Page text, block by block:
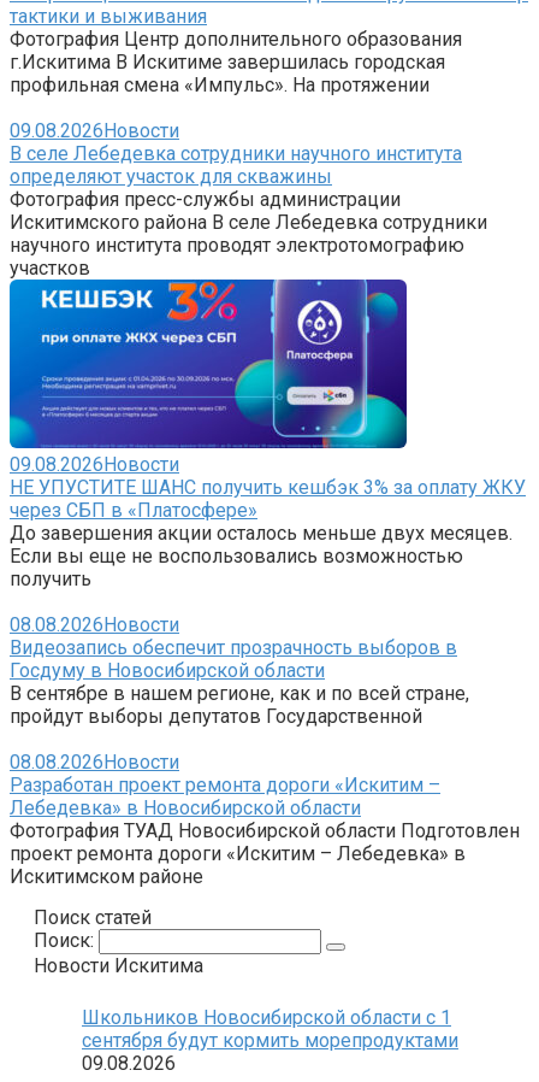
тактики и выживания
Фотография Центр дополнительного образования
г.Искитима В Искитиме завершилась городская
профильная смена «Импульс». На протяжении
09.08.2026Новости
В селе Лебедевка сотрудники научного института
определяют участок для скважины
Фотография пресс-службы администрации
Искитимского района В селе Лебедевка сотрудники
научного института проводят электротомографию
участков
09.08.2026Новости
НЕ УПУСТИТЕ ШАНС получить кешбэк 3% за оплату ЖКУ
через СБП в «Платосфере»
До завершения акции осталось меньше двух месяцев.
Если вы еще не воспользовались возможностью
получить
08.08.2026Новости
Видеозапись обеспечит прозрачность выборов в
Госдуму в Новосибирской области
В сентябре в нашем регионе, как и по всей стране,
пройдут выборы депутатов Государственной
08.08.2026Новости
Разработан проект ремонта дороги «Искитим –
Лебедевка» в Новосибирской области
Фотография ТУАД Новосибирской области Подготовлен
проект ремонта дороги «Искитим – Лебедевка» в
Искитимском районе
Поиск статей
Поиск:
Новости Искитима
Школьников Новосибирской области с 1
сентября будут кормить морепродуктами
09.08.2026